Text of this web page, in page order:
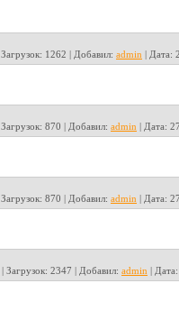
Загрузок: 1262 | Добавил: admin | Дата:
Загрузок: 870 | Добавил: admin | Дата:
Загрузок: 870 | Добавил: admin | Дата:
| Загрузок: 2347 | Добавил: admin | Дата: